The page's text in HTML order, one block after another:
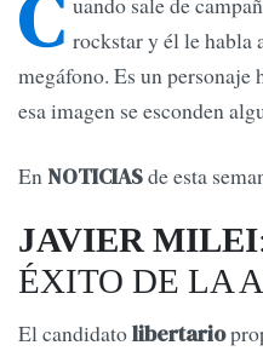
rockstar y él le habla
megáfono. Es un
esa imagen se esconden
EnNOTICIASde esta
JAVIER MILEI
ÉXITO DE LA
El candidatolibertario